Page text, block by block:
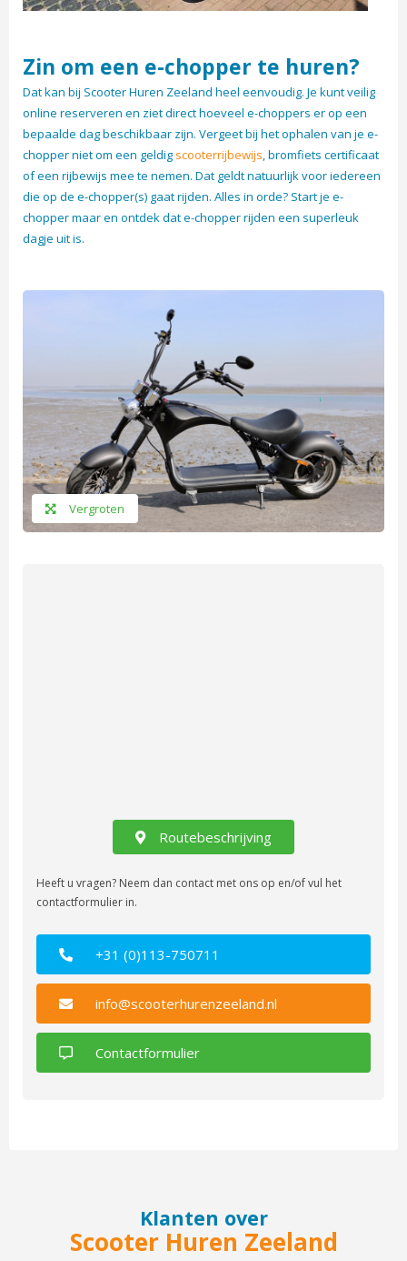
Zin om een e-chopper te huren?
Dat kan bij Scooter Huren Zeeland heel eenvoudig. Je kunt veilig
online reserveren en ziet direct hoeveel e-choppers er op een
bepaalde dag beschikbaar zijn. Vergeet bij het ophalen van je e-
chopper niet om een geldig scooterrijbewijs, bromfiets certificaat
of een rijbewijs mee te nemen. Dat geldt natuurlijk voor iedereen
die op de e-chopper(s) gaat rijden. Alles in orde? Start je e-
chopper maar en ontdek dat e-chopper rijden een superleuk
dagje uit is.
Vergroten
Routebeschrijving
Heeft u vragen? Neem dan contact met ons op en/of vul het
contactformulier in.
+31 (0)113-750711
info@scooterhurenzeeland.nl
Contactformulier
Klanten over
Scooter Huren Zeeland